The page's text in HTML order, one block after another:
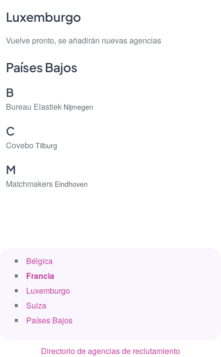
Bélgica
Francia
Luxemburgo
Suiza
Países Bajos
Directorio de agencias de reclutamiento
Luxemburgo
Vuelve pronto, se añadirán nuevas agencias
Países Bajos
B
Bureau Elastiek Nijmegen
C
Covebo Tilburg
M
Matchmakers Eindhoven